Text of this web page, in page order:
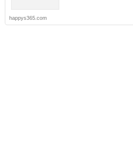
happys365.com